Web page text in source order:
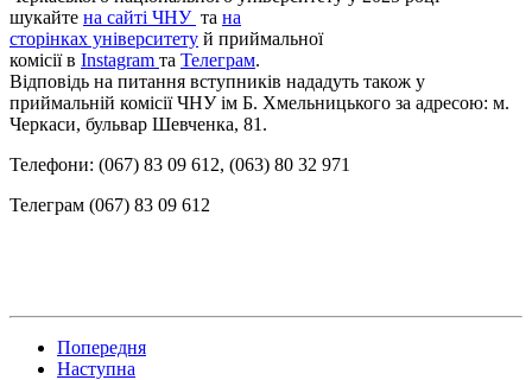
шукайте на сайті ЧНУ та на
сторінках університету й приймальної
комісії в Іnstagram та Телеграм.
Відповідь на питання вступників нададуть також у
приймальній комісії ЧНУ ім Б. Хмельницького за адресою: м.
Черкаси, бульвар Шевченка, 81.
Телефони: (067) 83 09 612, (063) 80 32 971
Телеграм (067) 83 09 612
Попередня
Наступна